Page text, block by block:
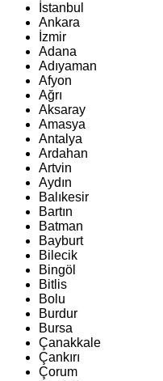
İstanbul
Ankara
İzmir
Adana
Adıyaman
Afyon
Ağrı
Aksaray
Amasya
Antalya
Ardahan
Artvin
Aydın
Balıkesir
Bartın
Batman
Bayburt
Bilecik
Bingöl
Bitlis
Bolu
Burdur
Bursa
Çanakkale
Çankırı
Çorum